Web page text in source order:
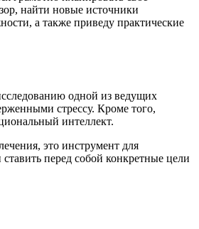
найти новые источники
а также приведу практические
одной из ведущих
стрессу. Кроме того,
интеллект.
это инструмент для
перед собой конкретные цели